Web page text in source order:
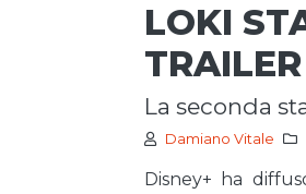
LOKI
la seconda
Damiano Vitale
Disney+ ha